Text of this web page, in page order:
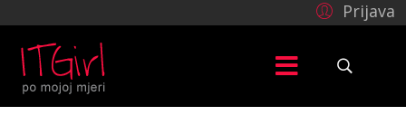
Prijava